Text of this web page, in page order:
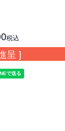
税込
呈 ]